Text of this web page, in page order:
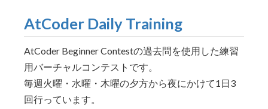
AtCoder Daily Training
AtCoder Beginner Contestの過去問を使用した練習
用バーチャルコンテストです。
毎週火曜・水曜・木曜の夕方から夜にかけて1日3
回行っています。